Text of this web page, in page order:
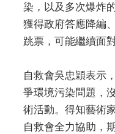
染，以及多次爆炸
獲得政府答應降編
跳票，可能繼續面
自救會吳忠穎表示
爭環境污染問題，
術活動。得知藝術
自救會全力協助，